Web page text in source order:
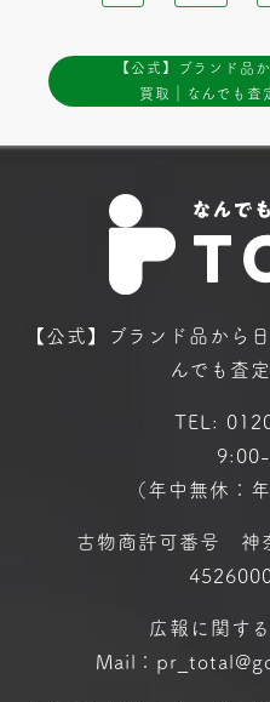
【公式】ブランド品
買取｜なんでも査
【公式】ブランド品から
んでも査
TEL:
（年中無休：
古物商許可番号 神
広報に関す
Mail：